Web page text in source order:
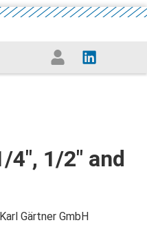
4", 1/2" and
Gärtner GmbH